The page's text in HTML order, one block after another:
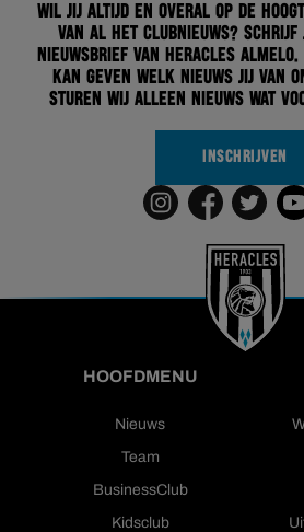
Wil jij altijd en overal op de
van al het clubnieuws? Schrijf
nieuwsbrief van Heracles
kan geven welk nieuws jij van
sturen wij alleen nieuws wat
INSCHRIJVEN
HOOFDMENU
Nieuws
Team
BusinessClub
Kidsclub